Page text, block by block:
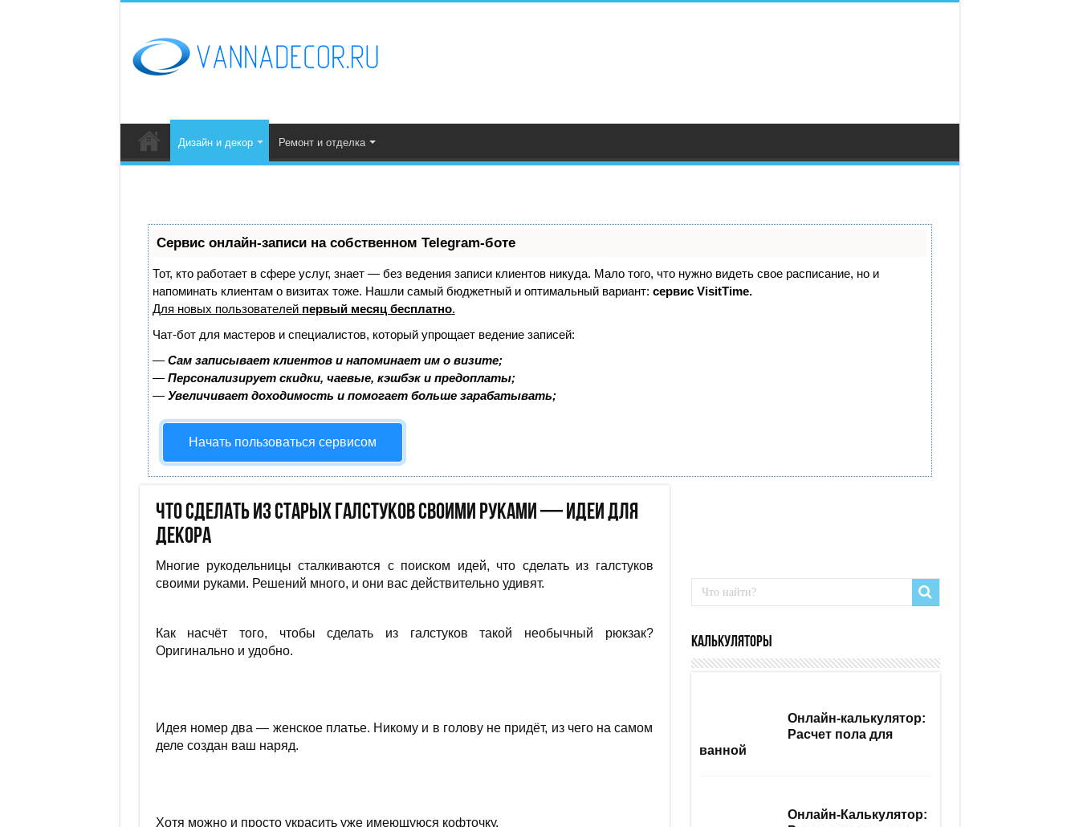
Дизайн и декор Ремонт и отделка
Сервис онлайн-записи на собственном Telegram-боте
Тот, кто работает в сфере услуг, знает — без ведения записи клиентов никуда. Мало того, что нужно видеть свое расписание, но и
напоминать клиентам о визитах тоже. Нашли самый бюджетный и оптимальный вариант: сервис VisitTime.
Для новых пользователей первый месяц бесплатно.
Чат-бот для мастеров и специалистов, который упрощает ведение записей:
— Сам записывает клиентов и напоминает им о визите;
— Персонализирует скидки, чаевые, кэшбэк и предоплаты;
— Увеличивает доходимость и помогает больше зарабатывать;
Начать пользоваться сервисом
Что сделать из старых галстуков своими руками — идеи для
декора
Многие рукодельницы сталкиваются с поиском идей, что сделать из галстуков
своими руками. Решений много, и они вас действительно удивят.
Как насчёт того, чтобы сделать из галстуков такой необычный рюкзак?
Оригинально и удобно.
Идея номер два — женское платье. Никому и в голову не придёт, из чего на самом
деле создан ваш наряд.
Хотя можно и просто украсить уже имеющуюся кофточку.
Калькуляторы
Онлайн-калькулятор:
Расчет пола для
ванной
Онлайн-Калькулятор: